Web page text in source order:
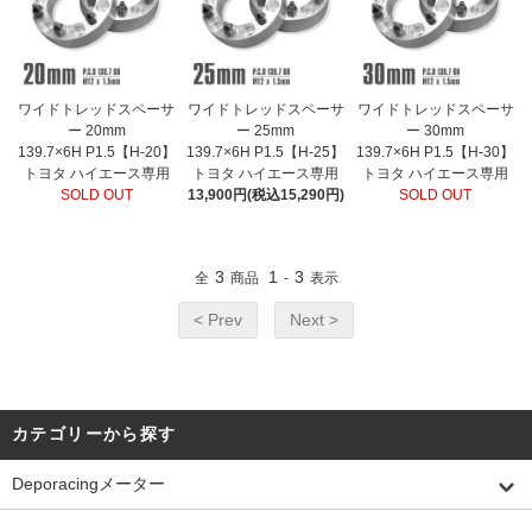
ワイドトレッドスペーサ
ー 20mm
139.7×6H P1.5【H-20】
トヨタ ハイエース専用
SOLD OUT
ワイドトレッドスペーサ
ー 25mm
139.7×6H P1.5【H-25】
トヨタ ハイエース専用
13,900円(税込15,290円)
ワイドトレッドスペーサ
ー 30mm
139.7×6H P1.5【H-30】
トヨタ ハイエース専用
SOLD OUT
全 3 商品 1 - 3 表示
< Prev Next >
カテゴリーから探す
Deporacingメーター